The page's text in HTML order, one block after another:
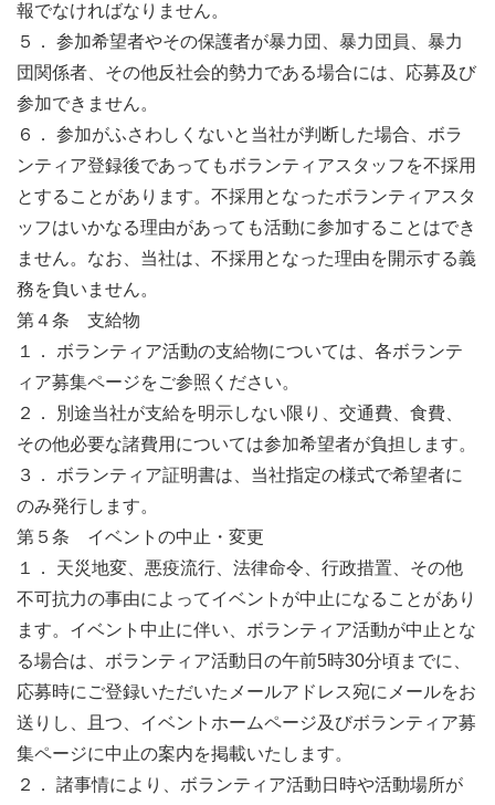
報でなければなりません。
５． 参加希望者やその保護者が暴力団、暴力団員、暴力
団関係者、その他反社会的勢力である場合には、応募及び
参加できません。
６． 参加がふさわしくないと当社が判断した場合、ボラ
ンティア登録後であってもボランティアスタッフを不採用
とすることがあります。不採用となったボランティアスタ
ッフはいかなる理由があっても活動に参加することはでき
ません。なお、当社は、不採用となった理由を開示する義
務を負いません。
第４条 支給物
１． ボランティア活動の支給物については、各ボランテ
ィア募集ページをご参照ください。
２． 別途当社が支給を明示しない限り、交通費、食費、
その他必要な諸費用については参加希望者が負担します。
３． ボランティア証明書は、当社指定の様式で希望者に
のみ発行します。
第５条 イベントの中止・変更
１． 天災地変、悪疫流行、法律命令、行政措置、その他
不可抗力の事由によってイベントが中止になることがあり
ます。イベント中止に伴い、ボランティア活動が中止とな
る場合は、ボランティア活動日の午前5時30分頃までに、
応募時にご登録いただいたメールアドレス宛にメールをお
送りし、且つ、イベントホームページ及びボランティア募
集ページに中止の案内を掲載いたします。
２． 諸事情により、ボランティア活動日時や活動場所が